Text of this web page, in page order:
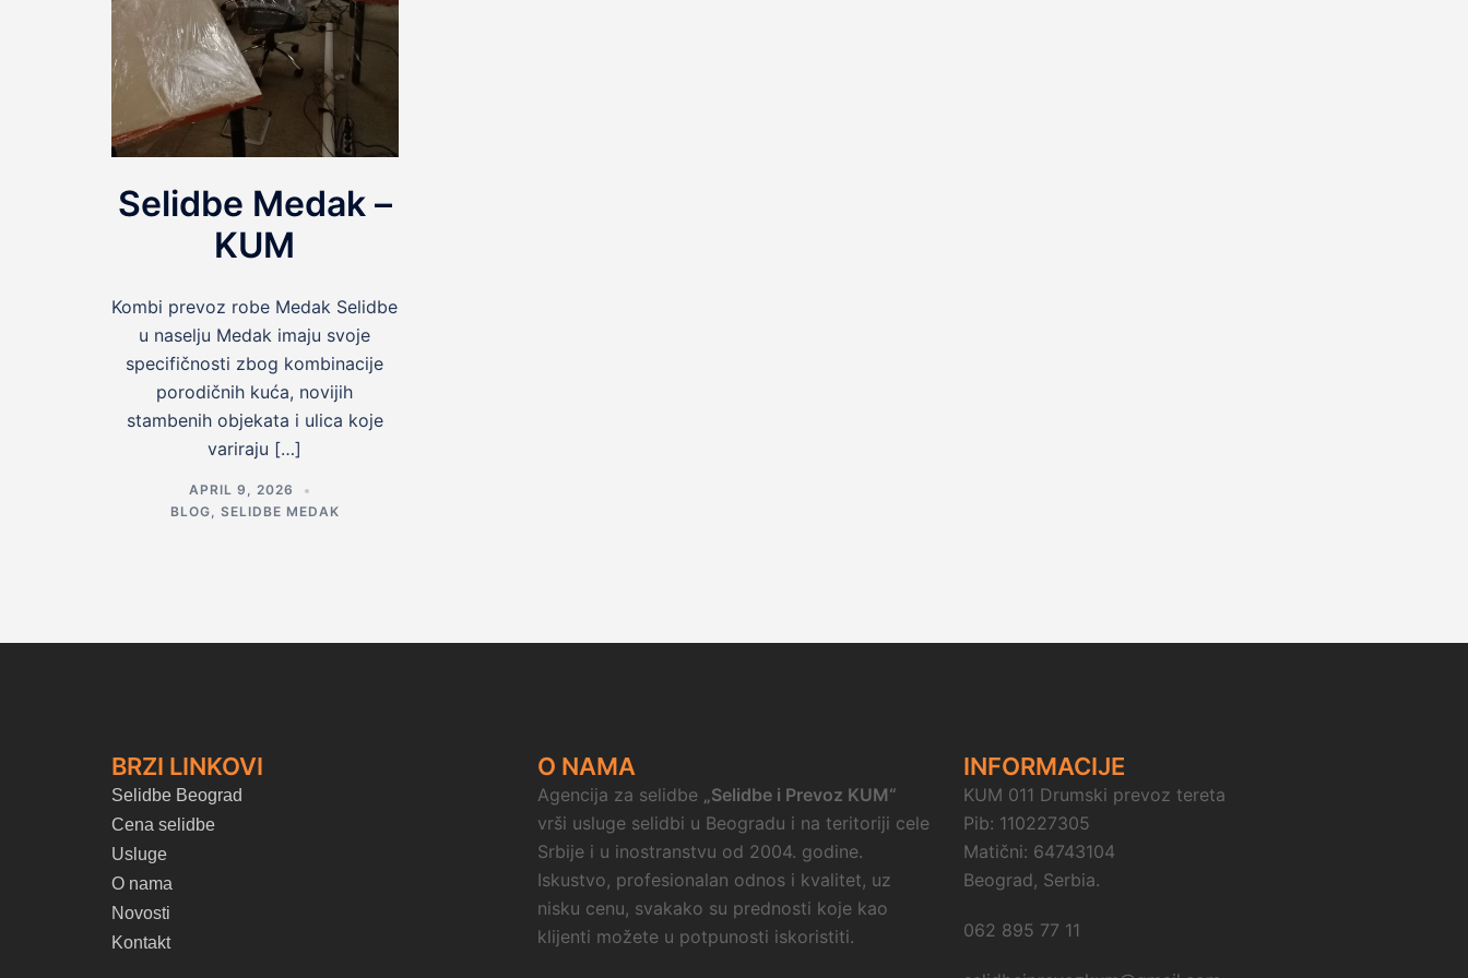
Selidbe Medak –
KUM
Kombi prevoz robe Medak Selidbe
u naselju Medak imaju svoje
specifičnosti zbog kombinacije
porodičnih kuća, novijih
stambenih objekata i ulica koje
variraju […]
APRIL 9, 2026
BLOG
SELIDBE MEDAK
BRZI LINKOVI
Selidbe Beograd
Cena selidbe
Usluge
O nama
Novosti
Kontakt
O NAMA
Agencija za selidbe „Selidbe i Prevoz KUM“
vrši usluge selidbi u Beogradu i na teritoriji cele
Srbije i u inostranstvu od 2004. godine.
Iskustvo, profesionalan odnos i kvalitet, uz
nisku cenu, svakako su prednosti koje kao
klijenti možete u potpunosti iskoristiti.
INFORMACIJE
KUM 011 Drumski prevoz tereta
Pib: 110227305
Matični: 64743104
Beograd, Serbia.
062 895 77 11